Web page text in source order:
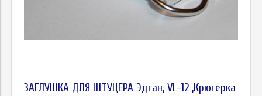
ЗАГЛУШКА ДЛЯ ШТУЦЕРА Эдган, VL-12 ,Крюгерка